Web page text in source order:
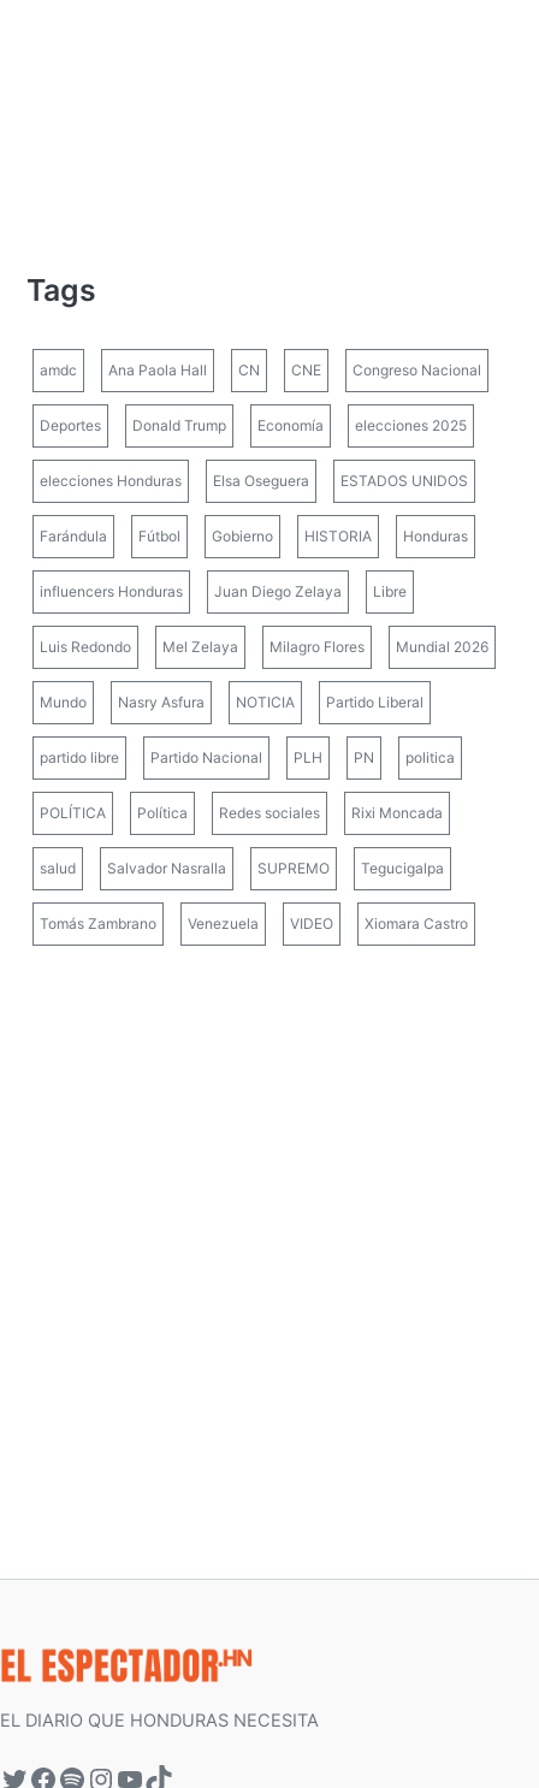
Tags
amdc Ana Paola Hall CN CNE Congreso Nacional
Deportes Donald Trump Economía elecciones 2025
elecciones Honduras Elsa Oseguera ESTADOS UNIDOS
Farándula Fútbol Gobierno HISTORIA Honduras
influencers Honduras Juan Diego Zelaya Libre
Luis Redondo Mel Zelaya Milagro Flores Mundial 2026
Mundo Nasry Asfura NOTICIA Partido Liberal
partido libre Partido Nacional PLH PN politica
POLÍTICA Política Redes sociales Rixi Moncada
salud Salvador Nasralla SUPREMO Tegucigalpa
Tomás Zambrano Venezuela VIDEO Xiomara Castro
EL DIARIO QUE HONDURAS NECESITA